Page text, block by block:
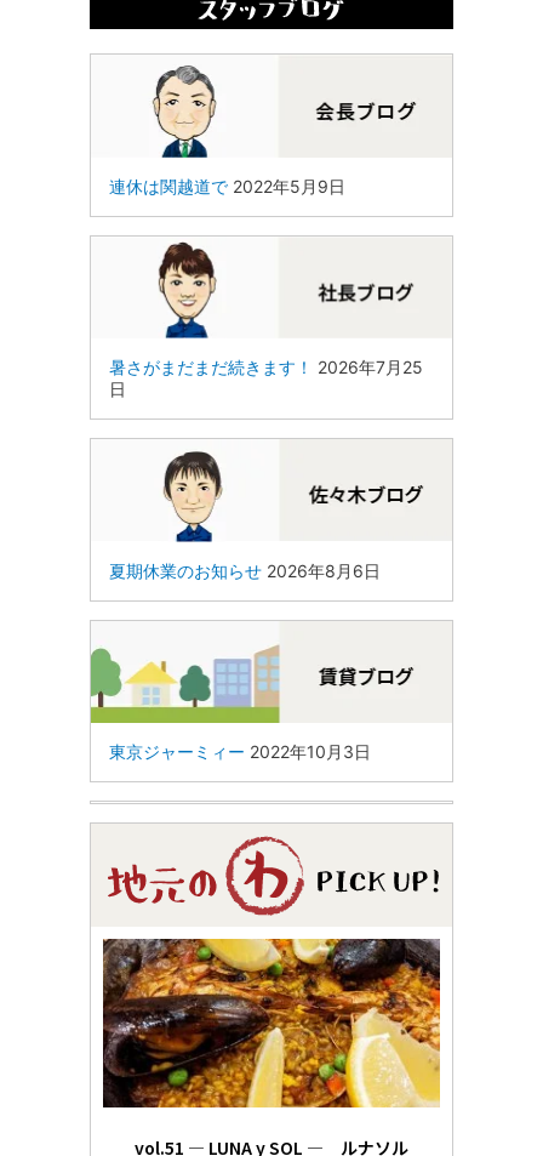
連休は関越道で 2022年5月9日
暑さがまだまだ続きます！
2026年7月25
日
夏期休業のお知らせ 2026年8月6日
東京ジャーミィー 2022年10月3日
vol.51 ― LUNA y SOL ― ルナソル